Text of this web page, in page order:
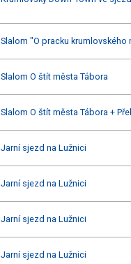
Slalom "O pracku krumlovského
Slalom O štít města Tábora
Slalom O štít města Tábora +
Jarní sjezd na Lužnici
Jarní sjezd na Lužnici
Jarní sjezd na Lužnici
Jarní sjezd na Lužnici